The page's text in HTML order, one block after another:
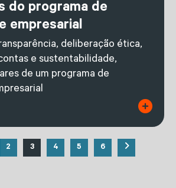
do programa de
empresarial
deliberação ética,
e sustentabilidade,
de um programa de
2 3 4 5 6